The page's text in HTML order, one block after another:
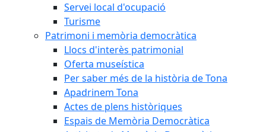
Servei local d'ocupació
Turisme
Patrimoni i memòria democràtica
Llocs d'interès patrimonial
Oferta museística
Per saber més de la història de Tona
Apadrinem Tona
Actes de plens històriques
Espais de Memòria Democràtica